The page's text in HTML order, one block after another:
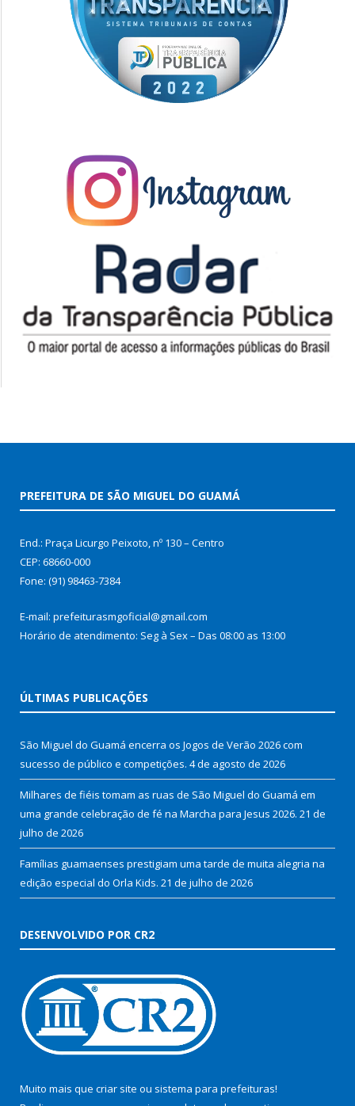
PREFEITURA DE SÃO MIGUEL DO GUAMÁ
End.: Praça Licurgo Peixoto, nº 130 – Centro
CEP: 68660-000
Fone: (91) 98463-7384
E-mail: prefeiturasmgoficial@gmail.com
Horário de atendimento: Seg à Sex – Das 08:00 as 13:00
ÚLTIMAS PUBLICAÇÕES
São Miguel do Guamá encerra os Jogos de Verão 2026 com
sucesso de público e competições. 4 de agosto de 2026
Milhares de fiéis tomam as ruas de São Miguel do Guamá em
uma grande celebração de fé na Marcha para Jesus 2026. 21 de
julho de 2026
Famílias guamaenses prestigiam uma tarde de muita alegria na
edição especial do Orla Kids. 21 de julho de 2026
DESENVOLVIDO POR CR2
Muito mais que criar site ou sistema para prefeituras!